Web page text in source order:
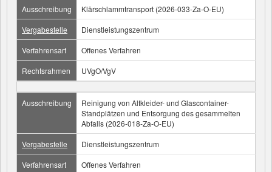
Ausschreibung
Klärschlammtransport (2026-033-Za-O-EU)
Vergabestelle
Dienstleistungszentrum
Verfahrensart
Offenes Verfahren
Rechtsrahmen
UVgO/VgV
Ausschreibung
Reinigung von Altkleider- und Glascontainer-
Standplätzen und Entsorgung des gesammelten
Abfalls (2026-018-Za-O-EU)
Vergabestelle
Dienstleistungszentrum
Verfahrensart
Offenes Verfahren